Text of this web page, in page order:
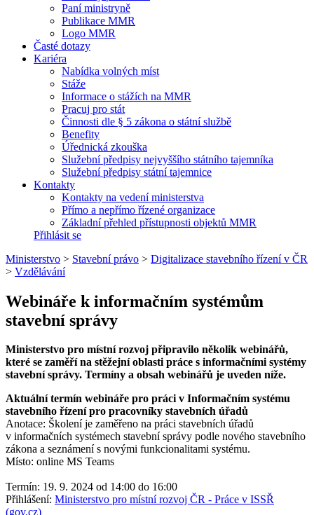
Paní ministryně
Publikace MMR
Logo MMR
Časté dotazy
Kariéra
Nabídka volných míst
Stáže
Informace o stážích na MMR
Pracuj pro stát
Činnosti dle § 5 zákona o státní službě
Benefity
Úřednická zkouška
Služební předpisy nejvyššího státního tajemníka
Služební předpisy státní tajemnice
Kontakty
Kontakty na vedení ministerstva
Přímo a nepřímo řízené organizace
Základní přehled přístupnosti objektů MMR
Přihlásit se
Ministerstvo > Stavební právo > Digitalizace stavebního řízení v ČR
> Vzdělávání
Webináře k informačním systémům
stavební správy
Ministerstvo pro místní rozvoj připravilo několik webinářů,
které se zaměří na stěžejní oblasti práce s informačními systémy
stavební správy. Termíny a obsah webinářů je uveden níže.
Aktuální termín webináře pro práci v Informačním systému
stavebního řízení pro pracovníky stavebních úřadů
Anotace: Školení je zaměřeno na práci stavebních úřadů
v informačních systémech stavební správy podle nového stavebního
zákona a seznámení s novými funkcionalitami systému.
Místo: online MS Teams
Termín: 19. 9. 2024 od 14:00 do 16:00
Přihlášení: Ministerstvo pro místní rozvoj ČR - Práce v ISSŘ
(gov.cz)